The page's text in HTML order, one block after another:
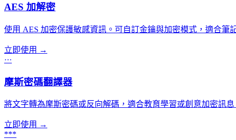
AES 加解密
使用 AES 加密保護敏感資訊。可自訂金鑰與加密模式，適合筆
立即使用 →
···
摩斯密碼翻譯器
將文字轉為摩斯密碼或反向解碼，適合教育學習或創意加密訊息
立即使用 →
***